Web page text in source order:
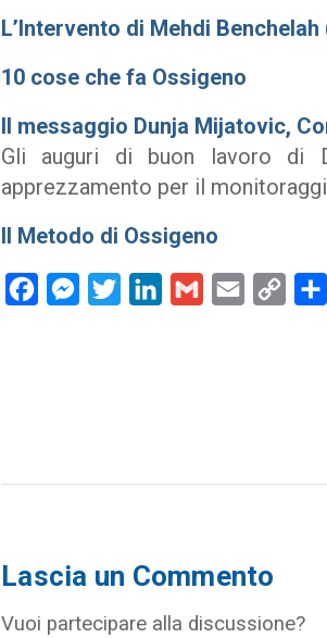
L’Intervento di Mehdi Benchelah
10 cose che fa Ossigeno
Il messaggio Dunja Mijatovic,
Gli auguri di buon lavoro di
apprezzamento per il
Il Metodo di Ossigeno
FacebookMessenger
Twitter LinkedInGmail Email
Copy
Lascia un Commento
Vuoi partecipare alla discussione?